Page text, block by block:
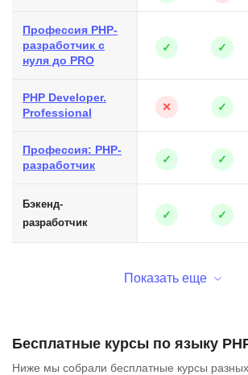
Профессия PHP-
разработчик с
нуля до PRO
✓ ✓
PHP Developer.
Professional
✕ ✓
Профессия: PHP-
разработчик
✓ ✓
Бэкенд-
разработчик
✓ ✓
Показать еще
Бесплатные курсы по языку
Ниже мы собрали бесплатные курсы